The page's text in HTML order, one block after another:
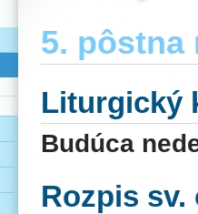
5. pôstna
Liturgický
Budúca
Rozpis sv.